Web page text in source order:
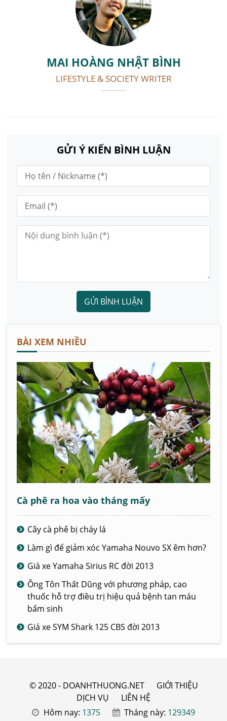
MAI HOÀNG NHẬT BÌNH
LIFESTYLE & SOCIETY WRITER
GỬI Ý KIẾN BÌNH LUẬN
GỬI BÌNH LUẬN
BÀI XEM NHIỀU
Cà phê ra hoa vào tháng mấy
Cây cà phê bị cháy lá
Làm gì để giảm xóc Yamaha Nouvo SX êm hơn?
Giá xe Yamaha Sirius RC đời 2013
Ông Tôn Thất Dũng với phương pháp, cao
thuốc hỗ trợ điều trị hiệu quả bệnh tan máu
bẩm sinh
Giá xe SYM Shark 125 CBS đời 2013
© 2020 - DOANHTHUONG.NET
GIỚI THIỆU
DỊCH VỤ
LIÊN HỆ
Hôm nay: 1375 Tháng này: 129349